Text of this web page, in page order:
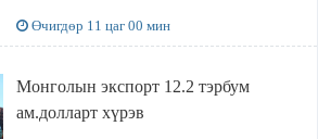
Өчигдөр 11 цаг 00 мин
Монголын экспорт 12.2 тэрбум
ам.долларт хүрэв